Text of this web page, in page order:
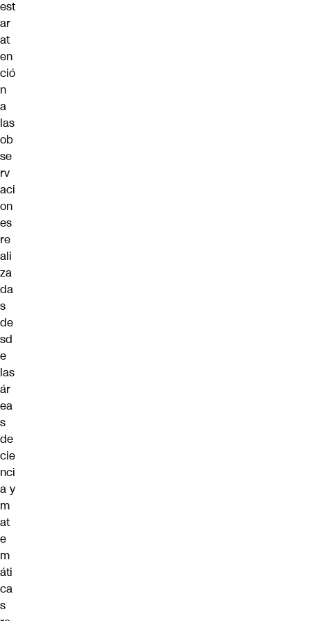
est
ar
at
en
ció
n
a
las
ob
se
rv
aci
on
es
re
ali
za
da
s
de
sd
e
las
ár
ea
s
de
cie
nci
a y
m
at
e
m
áti
ca
s